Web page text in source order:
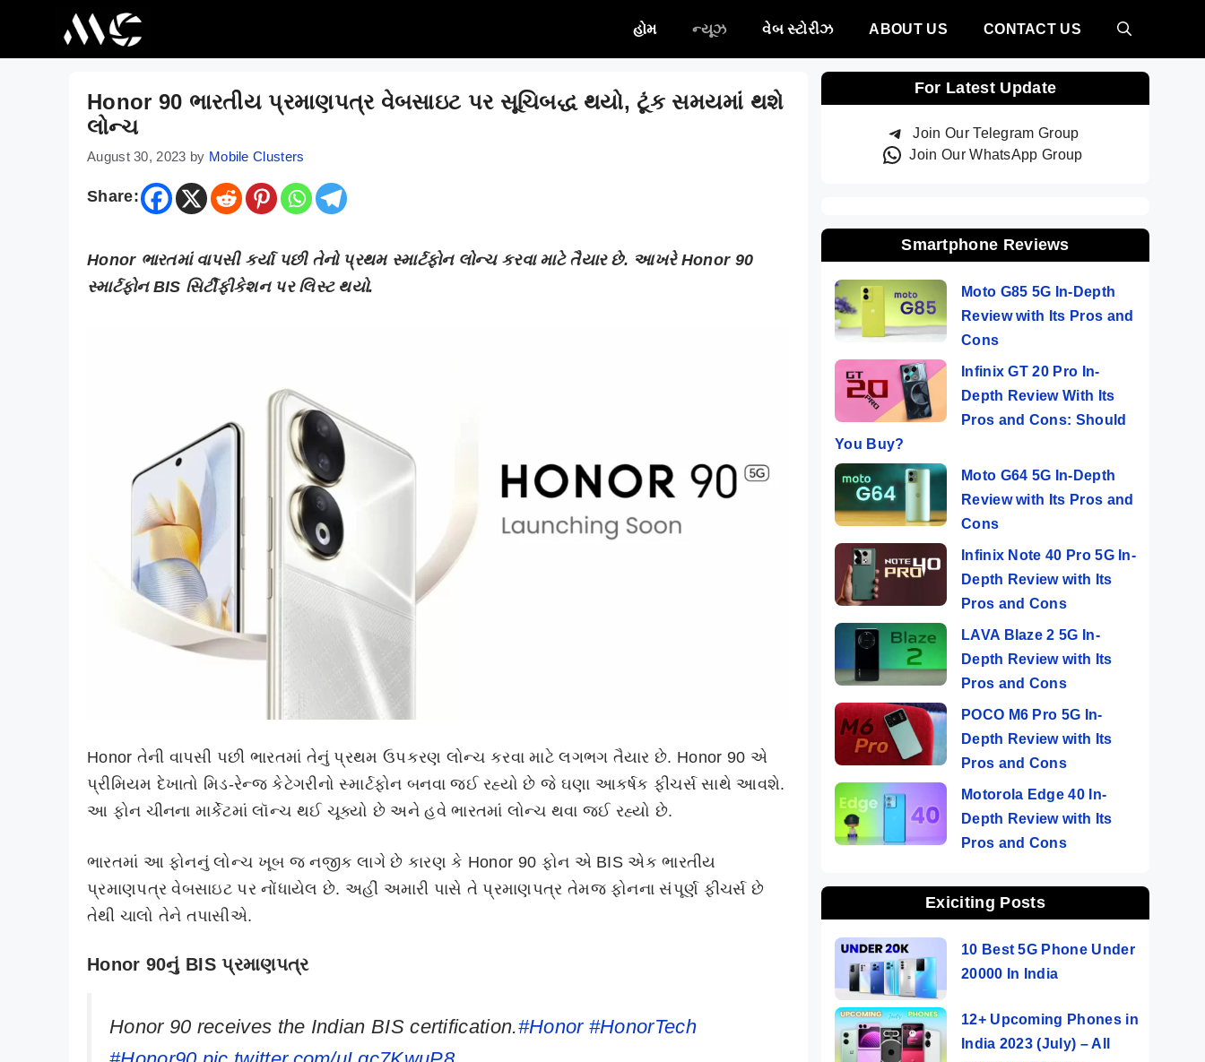
હોમ ન્યૂઝ વેબ સ્ટોરીઝ ABOUT US CONTACT US
Honor 90 ભારતીય પ્રમાણપત્ર વેબસાઇટ પર સૂચિબદ્ધ થયો, ટૂંક સમયમાં થશે
લોન્ચ
August 30, 2023 by Mobile Clusters
Share:
Honor ભારતમાં વાપસી કર્યા પછી તેનો પ્રથમ સ્માર્ટફોન લોન્ચ કરવા માટે તૈયાર છે. આખરે Honor 90
સ્માર્ટફોન BIS સિર્ટીફીકેશન પર લિસ્ટ થયો.
Honor તેની વાપસી પછી ભારતમાં તેનું પ્રથમ ઉપકરણ લોન્ચ કરવા માટે લગભગ તૈયાર છે. Honor 90 એ
પ્રીમિયમ દેખાતો મિડ-રેન્જ કેટેગરીનો સ્માર્ટફોન બનવા જઈ રહ્યો છે જે ઘણા આકર્ષક ફીચર્સ સાથે આવશે.
આ ફોન ચીનના માર્કેટમાં લૉન્ચ થઈ ચૂક્યો છે અને હવે ભારતમાં લોન્ચ થવા જઈ રહ્યો છે.
ભારતમાં આ ફોનનું લોન્ચ ખૂબ જ નજીક લાગે છે કારણ કે Honor 90 ફોન એ BIS એક ભારતીય
પ્રમાણપત્ર વેબસાઇટ પર નોંધાયેલ છે. અહીં અમારી પાસે તે પ્રમાણપત્ર તેમજ ફોનના સંપૂર્ણ ફીચર્સ છે
તેથી ચાલો તેને તપાસીએ.
Honor 90નું BIS પ્રમાણપત્ર
Honor 90 receives the Indian BIS certification.#Honor #HonorTech
For Latest Update
Join Our Telegram Group
Join Our WhatsApp Group
Smartphone Reviews
Moto G85 5G In-Depth
Review with Its Pros and
Cons
Infinix GT 20 Pro In-
Depth Review With Its
Pros and Cons: Should
You Buy?
Moto G64 5G In-Depth
Review with Its Pros and
Cons
Infinix Note 40 Pro 5G In-
Depth Review with Its
Pros and Cons
LAVA Blaze 2 5G In-
Depth Review with Its
Pros and Cons
POCO M6 Pro 5G In-
Depth Review with Its
Pros and Cons
Motorola Edge 40 In-
Depth Review with Its
Pros and Cons
Exiciting Posts
10 Best 5G Phone Under
20000 In India
12+ Upcoming Phones in
India 2023 (July) – All